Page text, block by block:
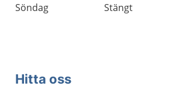
Söndag
Stängt
Hitta oss